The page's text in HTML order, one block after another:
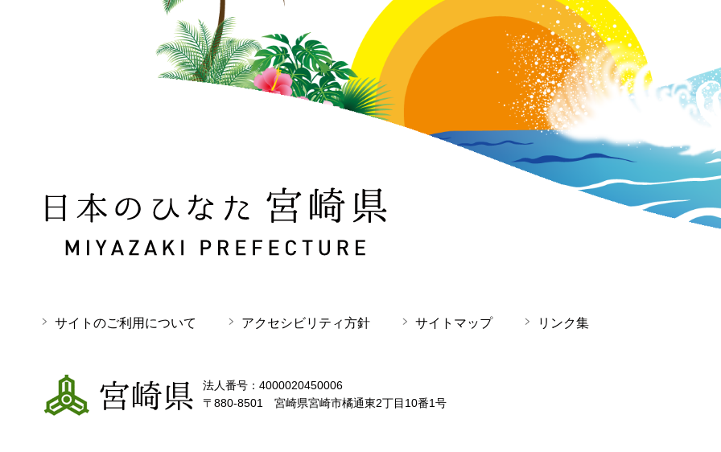
日本のひなた 宮崎県 MIYAZAKI PREFECTURE
サイトのご利用について アクセシビリティ方針 サイトマップ リンク集
宮崎県
法人番号：4000020450006
〒880-8501 宮崎県宮崎市橘通東2丁目10番1号